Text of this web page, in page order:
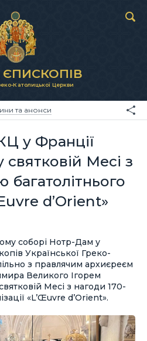
Католицької Церкви
та анонси
у Франції
святковій Месі з
багатолітнього
d’Orient»
соборі Нотр-Дам у
Української Греко-
з правлячим архиєреєм
Великого Ігорем
Месі з нагоди 170-
«L’Œuvre d’Orient».